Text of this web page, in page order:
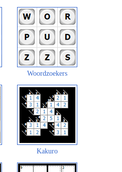
Woordzoekers
Kakuro